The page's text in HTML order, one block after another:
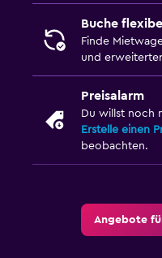
Buche flexibel
Finde
und
Preisalarm
Du willst noch
Erstelle einen
beobachten.
Angebote